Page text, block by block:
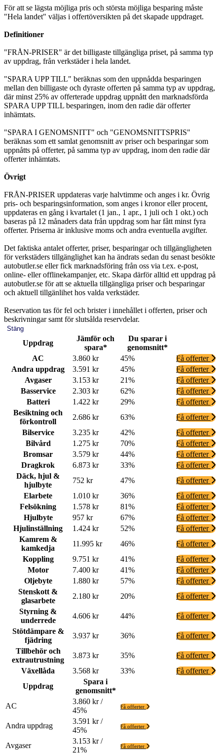
För att se lägsta möjliga pris och största möjliga besparing måste
"Hela landet" väljas i offertöversikten på det skapade uppdraget.
Definitioner
"FRÅN-PRISER" är det billigaste tillgängliga priset, på samma typ
av uppdrag, från verkstäder i hela landet.
"SPARA UPP TILL" beräknas som den uppnådda besparingen
mellan den billigaste och dyraste offerten på samma typ av uppdrag,
där minst 25% av offerterade uppdrag uppnått den marknadsförda
SPARA UPP TILL besparingen, inom den radie där offerter
inhämtats.
"SPARA I GENOMSNITT" och "GENOMSNITTSPRIS"
beräknas som ett samlat genomsnitt av priser och besparingar som
uppnåtts på offerter, på samma typ av uppdrag, inom den radie där
offerter inhämtats.
Övrigt
FRÅN-PRISER uppdateras varje halvtimme och anges i kr. Övrig
pris- och besparingsinformation, som anges i kronor eller procent,
uppdateras en gång i kvartalet (1 jan., 1 apr., 1 juli och 1 okt.) och
baseras på 12 månaders data från uppdrag som har fått minst fyra
offerter. Priserna är inklusive moms och andra eventuella avgifter.
Det faktiska antalet offerter, priser, besparingar och tillgängligheten
för verkstäders tillgänglighet kan ha ändrats sedan du senast besökte
autobutler.se eller fick marknadsföring från oss via t.ex. e-post,
online- eller offlinekampanjer, etc. Skapa därför alltid ett uppdrag på
autobutler.se för att se aktuella tillgängliga priser och besparingar
och aktuell tillgänlihet hos valda verkstäder.
Reservation tas för fel och brister i innehållet i offerten, priser och
beskrivningar samt för slutsålda reservdelar.
Stäng
Uppdrag
Jämför och
spara*
Du sparar i
genomsnitt*
AC
3.860 kr 45%
Få offerter
Andra uppdrag
3.591 kr 45%
Få offerter
Avgaser
3.153 kr 21%
Få offerter
Basservice
2.303 kr 62%
Få offerter
Batteri
1.422 kr 29%
Få offerter
Besiktning och
förkontroll
2.686 kr 63%
Få offerter
Bilservice
3.235 kr 42%
Få offerter
Bilvård
1.275 kr 70%
Få offerter
Bromsar
3.579 kr 44%
Få offerter
Dragkrok
6.873 kr 33%
Få offerter
Däck, hjul &
hjulbyte
752 kr 47%
Få offerter
Elarbete
1.010 kr 36%
Få offerter
Felsökning
1.578 kr 81%
Få offerter
Hjulbyte
957 kr 67%
Få offerter
Hjulinställning
1.424 kr 52%
Få offerter
Kamrem &
kamkedja
11.995 kr 46%
Få offerter
Koppling
9.751 kr 41%
Få offerter
Motor
7.400 kr 41%
Få offerter
Oljebyte
1.880 kr 57%
Få offerter
Stenskott &
glasarbete
2.180 kr 20%
Få offerter
Styrning &
underrede
4.606 kr 44%
Få offerter
Stötdämpare &
fjädring
3.937 kr 36%
Få offerter
Tillbehör och
extrautrustning
3.873 kr 35%
Få offerter
Växellåda
3.568 kr 33%
Få offerter
Uppdrag
Spara i
genomsnitt*
AC
3.860 kr /
45%
Få offerter
Andra uppdrag
3.591 kr /
45%
Få offerter
Avgaser
3.153 kr /
21%
Få offerter